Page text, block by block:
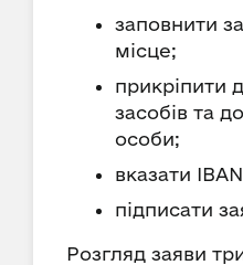
заповнити
місце;
прикріпити
засобів та
особи;
вказати
підписати
Розгляд заяви